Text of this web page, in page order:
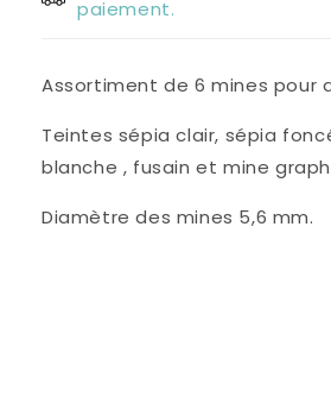
paiement.
Assortiment de 6 mines pour
Teintes sépia clair, sépia
blanche , fusain et mine
Diamètre des mines 5,6 mm.